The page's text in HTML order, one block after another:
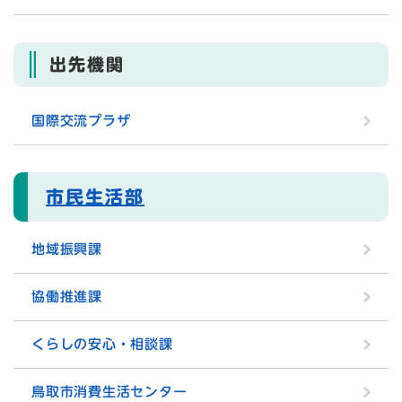
出先機関
国際交流プラザ
市民生活部
地域振興課
協働推進課
くらしの安心・相談課
鳥取市消費生活センター